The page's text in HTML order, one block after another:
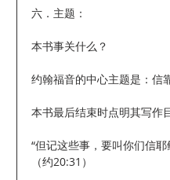
六．主题：
本书事关什么？
约翰福音的中心主题是：信
本书最后结束时点明其写作
“但记这些事，要叫你们信
（约20:31）